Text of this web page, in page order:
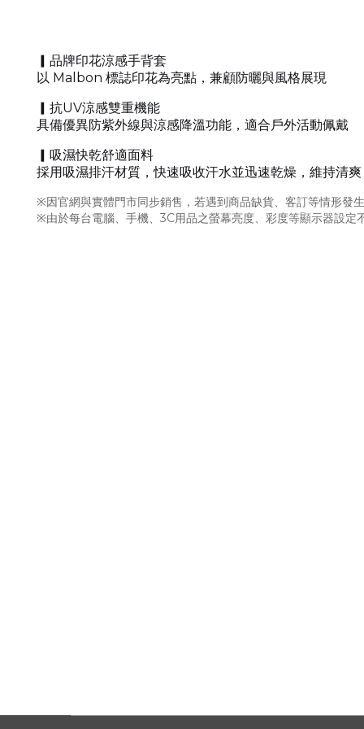
▎品牌印花涼感手背套
以 Malbon 標誌印花為亮點，兼顧防曬與風格展現
▎抗UV涼感雙重機能
具備優異防紫外線與涼感降溫功能，適合戶外活動佩戴
▎吸濕快乾舒適面料
採用吸濕排汗材質，快速吸收汗水並迅速乾燥，維持清爽
※因官網與實體門市同步銷售，若遇到商品缺貨、客訂等情形發
※由於每台電腦、手機、3C用品之螢幕亮度、彩度等顯示器設